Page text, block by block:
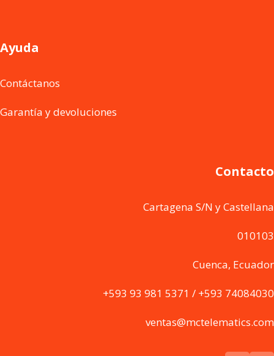
Ayuda
Contáctanos
Garantía y devoluciones
Contacto
Cartagena S/N y Castellana
010103
Cuenca, Ecuador
+593 93 981 5371 / +593 74084030
ventas@mctelematics.com